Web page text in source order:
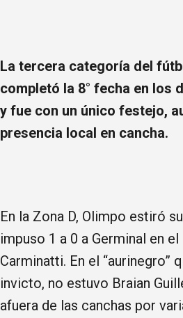
La tercera categoría del
completó la 8° fecha en los
y fue con un único festejo,
presencia local en cancha.
En la Zona D, Olimpo estiró
impuso 1 a 0 a Germinal en
Carminatti. En el “aurinegro”
invicto, no estuvo Braian
afuera de las canchas por